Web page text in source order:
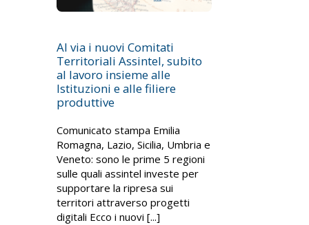
Al via i nuovi Comitati
Territoriali Assintel, subito
al lavoro insieme alle
Istituzioni e alle filiere
produttive
Comunicato stampa Emilia
Romagna, Lazio, Sicilia, Umbria e
Veneto: sono le prime 5 regioni
sulle quali assintel investe per
supportare la ripresa sui
territori attraverso progetti
digitali Ecco i nuovi [...]